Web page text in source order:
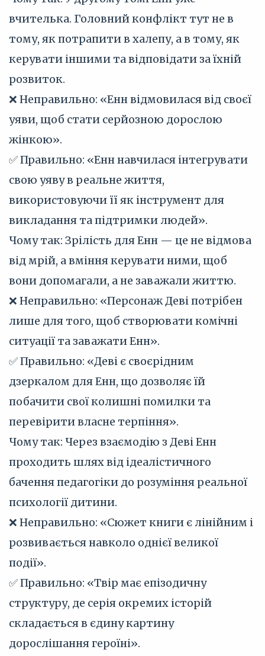
вчителька. Головний конфлікт тут не в
тому, як потрапити в халепу, а в тому, як
керувати іншими та відповідати за їхній
розвиток.
❌ Неправильно: «Енн відмовилася від своєї
уяви, щоб стати серйозною дорослою
жінкою».
✅ Правильно: «Енн навчилася інтегрувати
свою уяву в реальне життя,
використовуючи її як інструмент для
викладання та підтримки людей».
Чому так: Зрілість для Енн — це не відмова
від мрій, а вміння керувати ними, щоб
вони допомагали, а не заважали життю.
❌ Неправильно: «Персонаж Деві потрібен
лише для того, щоб створювати комічні
ситуації та заважати Енн».
✅ Правильно: «Деві є своєрідним
дзеркалом для Енн, що дозволяє їй
побачити свої колишні помилки та
перевірити власне терпіння».
Чому так: Через взаємодію з Деві Енн
проходить шлях від ідеалістичного
бачення педагогіки до розуміння реальної
психології дитини.
❌ Неправильно: «Сюжет книги є лінійним і
розвивається навколо однієї великої
події».
✅ Правильно: «Твір має епізодичну
структуру, де серія окремих історій
складається в єдину картину
дорослішання героїні».